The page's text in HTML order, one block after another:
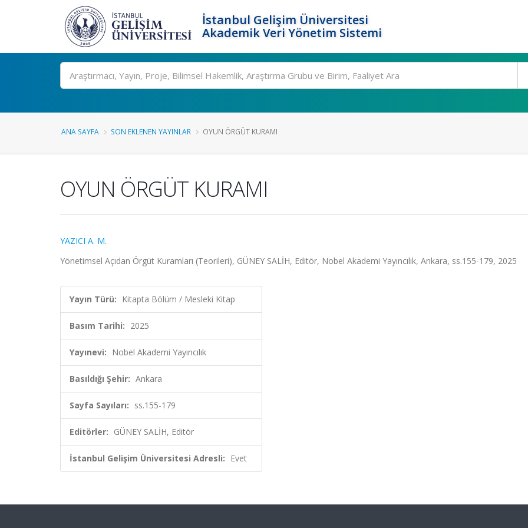
İstanbul Gelişim Üniversitesi
Akademik Veri Yönetim Sistemi
Ara
ANA SAYFA SON EKLENEN YAYINLAR OYUN ÖRGÜT KURAMI
OYUN ÖRGÜT KURAMI
YAZICI A. M.
Yönetimsel Açıdan Örgüt Kuramları (Teorileri), GÜNEY SALİH, Editör, Nobel Akademi Yayıncılık, Ankara, ss.155-179, 2025
Yayın Türü: Kitapta Bölüm / Mesleki Kitap
Basım Tarihi: 2025
Yayınevi: Nobel Akademi Yayıncılık
Basıldığı Şehir: Ankara
Sayfa Sayıları: ss.155-179
Editörler: GÜNEY SALİH, Editör
İstanbul Gelişim Üniversitesi Adresli: Evet